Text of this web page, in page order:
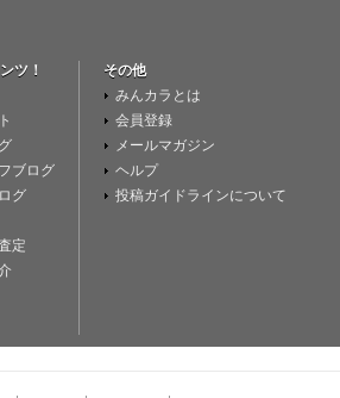
ツ！
ブログ
グ
定
その他
みんカラとは
会員登録
メールマガジン
ヘルプ
投稿ガイドラインについて